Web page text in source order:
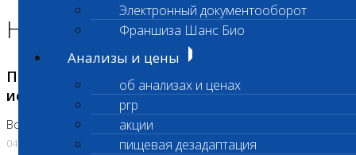
Электронный документооборот
Франшиза Шанс Био
Анализы и цены
об анализах и ценах
prp
акции
пищевая дезадаптация
Новости лаборатории
Приостановка срочных биохимических
исследований
Во Владыкино
04.08.2026